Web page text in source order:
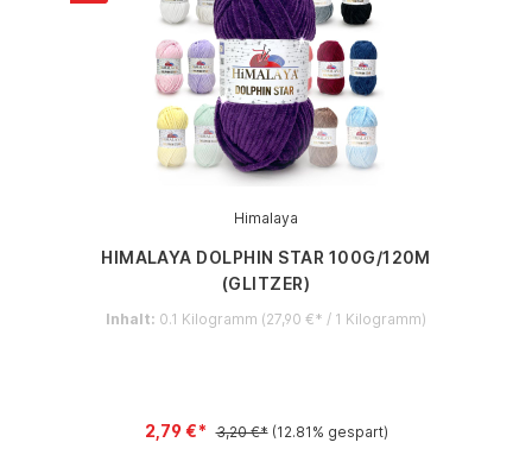
Himalaya
HIMALAYA DOLPHIN STAR 100G/120M
(GLITZER)
Inhalt: 0.1 Kilogramm (27,90 €* / 1 Kilogramm)
2,79 €* 3,20 €* (12.81% gespart)